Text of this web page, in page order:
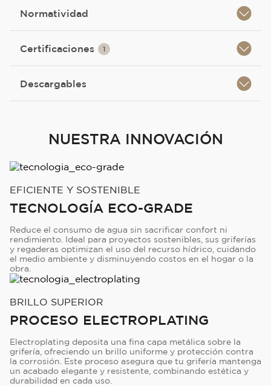
Normatividad
Certificaciones 1
Descargables
NUESTRA INNOVACIÓN
EFICIENTE Y SOSTENIBLE
TECNOLOGÍA ECO-GRADE
Reduce el consumo de agua sin sacrificar confort ni
rendimiento. Ideal para proyectos sostenibles, sus griferías
y regaderas optimizan el uso del recurso hídrico, cuidando
el medio ambiente y disminuyendo costos en el hogar o la
obra.
BRILLO SUPERIOR
PROCESO ELECTROPLATING
Electroplating deposita una fina capa metálica sobre la
grifería, ofreciendo un brillo uniforme y protección contra
la corrosión. Este proceso asegura que tu grifería mantenga
un acabado elegante y resistente, combinando estética y
durabilidad en cada uso.